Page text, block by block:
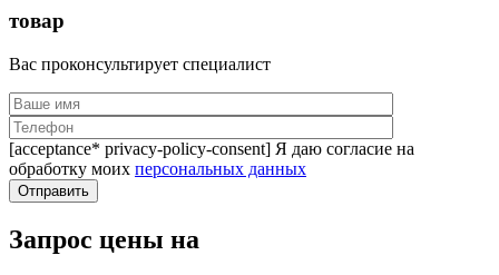
товар
Вас проконсультирует специалист
[acceptance* privacy-policy-consent] Я даю согласие на
обработку моих персональных данных
Запрос цены на